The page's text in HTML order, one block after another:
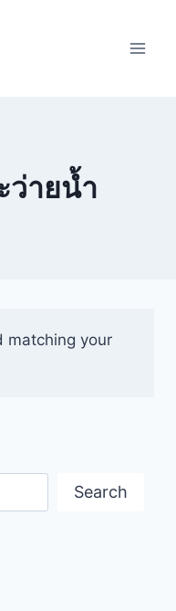
ายน้ำ
matching your
Search